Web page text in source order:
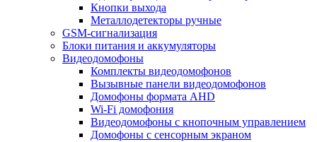
Кнопки выхода
Металлодетекторы ручные
GSM-сигнализация
Блоки питания и аккумуляторы
Видеодомофоны
Комплекты видеодомофонов
Вызывные панели видеодомофонов
Домофоны формата AHD
Wi-Fi домофония
Видеодомофоны с кнопочным управлением
Домофоны с сенсорным экраном